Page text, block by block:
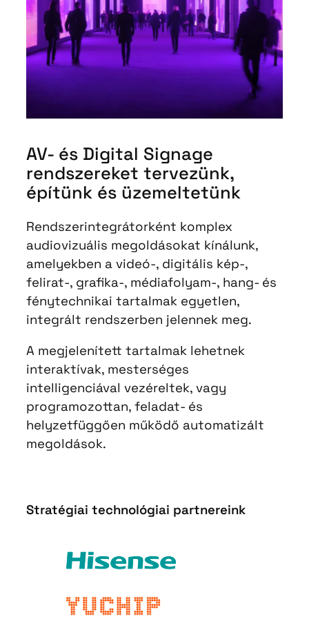
AV- és Digital Signage
rendszereket tervezünk,
építünk és üzemeltetünk
Rendszerintegrátorként komplex
audiovizuális megoldásokat kínálunk,
amelyekben a videó-, digitális kép-,
felirat-, grafika-, médiafolyam-, hang- és
fénytechnikai tartalmak egyetlen,
integrált rendszerben jelennek meg.
A megjelenített tartalmak lehetnek
interaktívak, mesterséges
intelligenciával vezéreltek, vagy
programozottan, feladat- és
helyzetfüggően működő automatizált
megoldások.
Stratégiai technológiai partnereink